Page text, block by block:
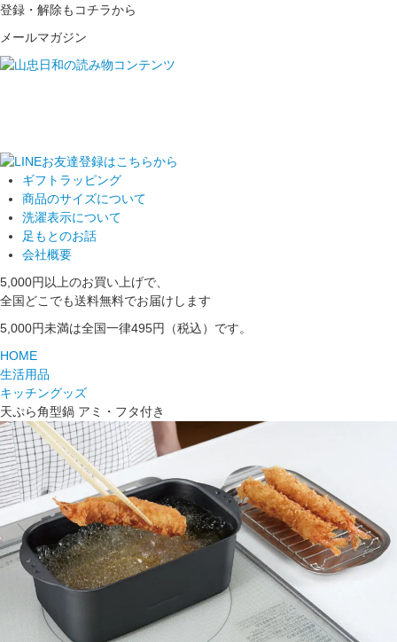
登録・解除もコチラから
メールマガジン
ギフトラッピング
商品のサイズについて
洗濯表示について
足もとのお話
会社概要
5,000円以上のお買い上げで、
全国どこでも送料無料でお届けします
5,000円未満は全国一律495円（税込）です。
HOME
生活用品
キッチングッズ
天ぷら角型鍋 アミ・フタ付き